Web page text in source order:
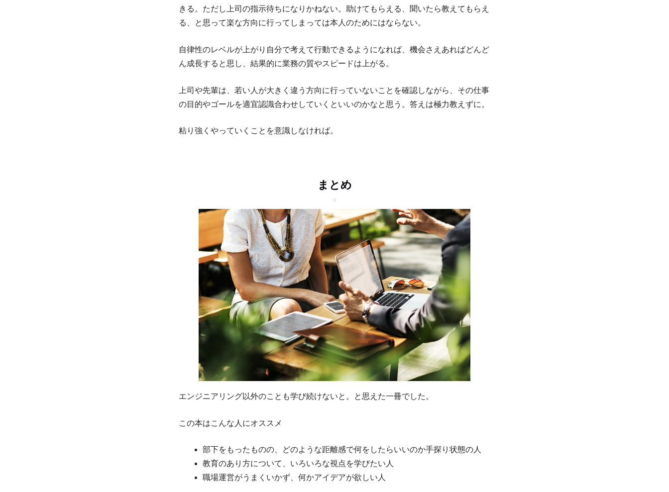
きる。ただし上司の指示待ちになりかねない。助けてもらえる、聞いたら教えてもらえ
る、と思って楽な方向に行ってしまっては本人のためにはならない。
自律性のレベルが上がり自分で考えて行動できるようになれば、機会さえあればどんど
ん成長すると思し、結果的に業務の質やスピードは上がる。
上司や先輩は、若い人が大きく違う方向に行っていないことを確認しながら、その仕事
の目的やゴールを適宜認識合わせしていくといいのかなと思う。答えは極力教えずに。
粘り強くやっていくことを意識しなければ。
まとめ
エンジニアリング以外のことも学び続けないと。と思えた一冊でした。
この本はこんな人にオススメ
部下をもったものの、どのような距離感で何をしたらいいのか手探り状態の人
教育のあり方について、いろいろな視点を学びたい人
職場運営がうまくいかず、何かアイデアが欲しい人